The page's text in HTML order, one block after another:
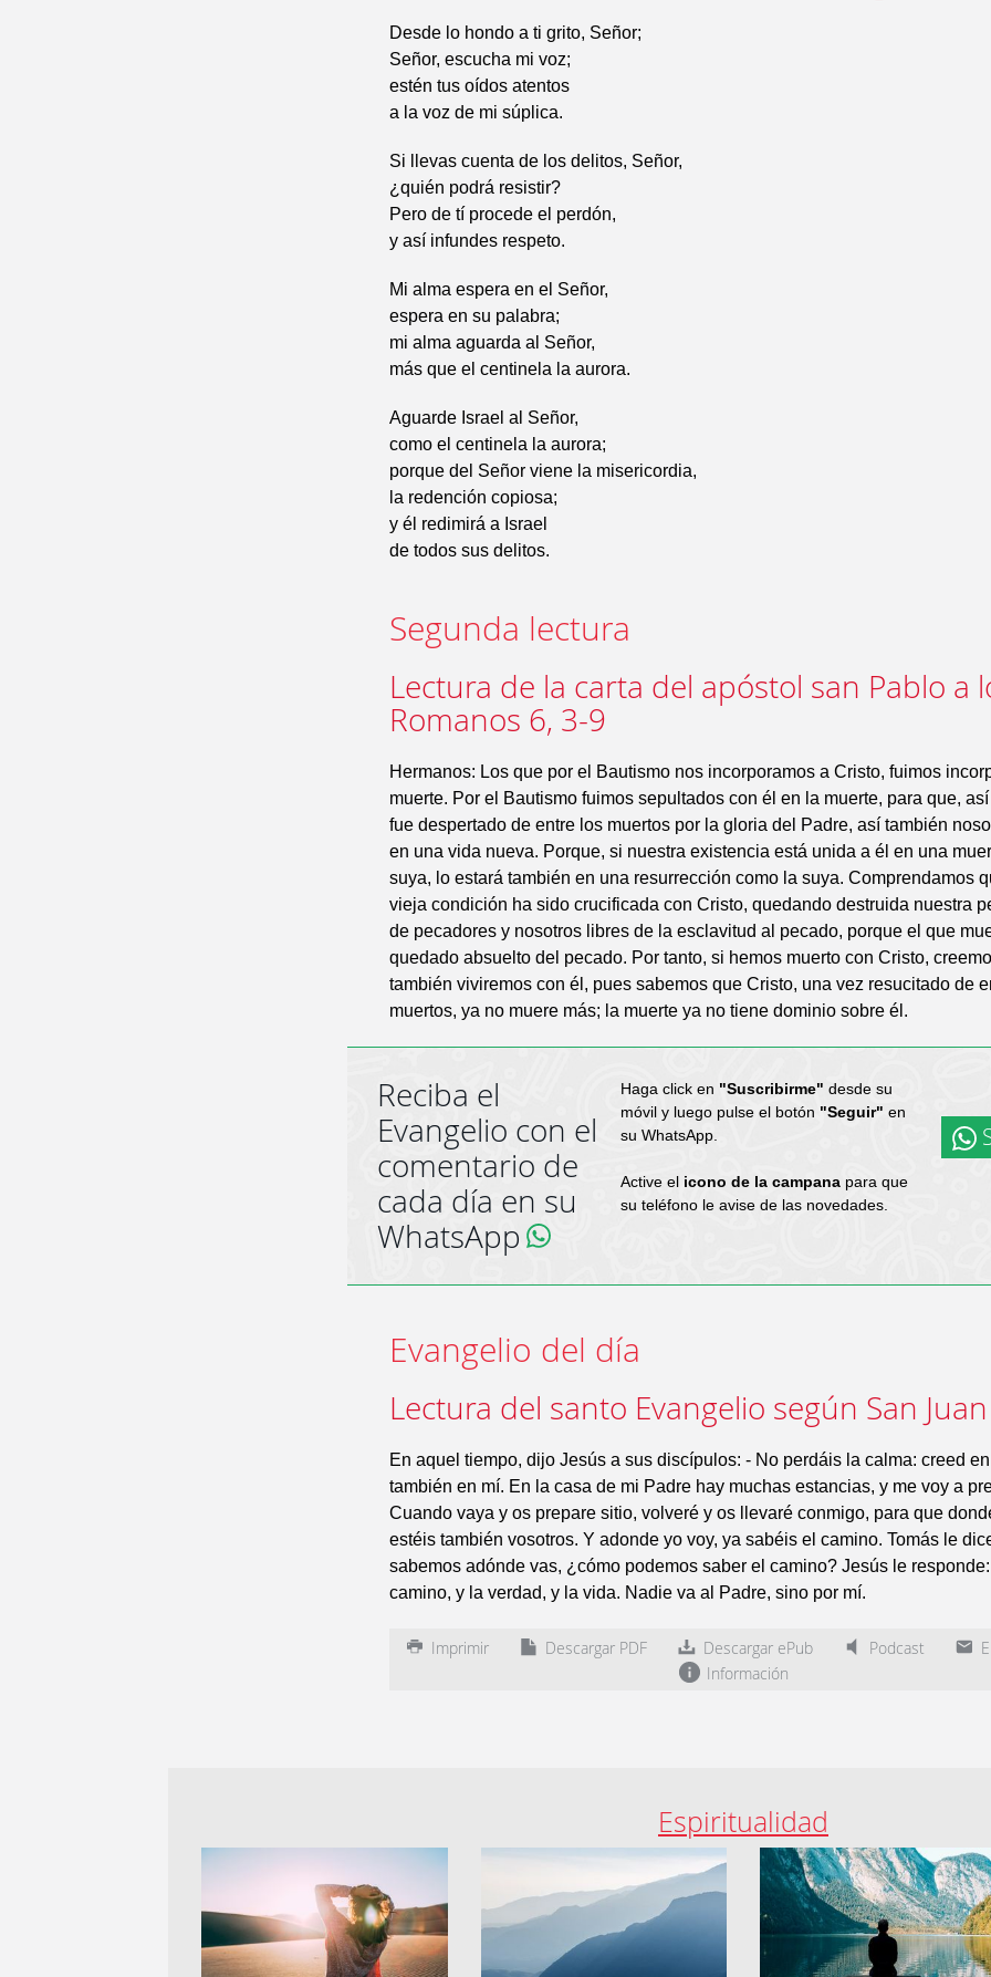
Desde lo hondo a ti grito, Señor;
Señor, escucha mi voz;
estén tus oídos atentos
a la voz de mi súplica.
Si llevas cuenta de los delitos, Señor,
¿quién podrá resistir?
Pero de tí procede el perdón,
y así infundes respeto.
Mi alma espera en el Señor,
espera en su palabra;
mi alma aguarda al Señor,
más que el centinela la aurora.
Aguarde Israel al Señor,
como el centinela la aurora;
porque del Señor viene la misericordia,
la redención copiosa;
y él redimirá a Israel
de todos sus delitos.
Segunda lectura
Lectura de la carta del apóstol san Pablo a
Romanos 6, 3-9
Hermanos: Los que por el Bautismo nos incorporamos a Cristo, fuimos
muerte. Por el Bautismo fuimos sepultados con él en la muerte, para que,
fue despertado de entre los muertos por la gloria del Padre, así también
en una vida nueva. Porque, si nuestra existencia está unida a él en una
suya, lo estará también en una resurrección como la suya. Comprendamos
vieja condición ha sido crucificada con Cristo, quedando destruida nuestra
de pecadores y nosotros libres de la esclavitud al pecado, porque el que
quedado absuelto del pecado. Por tanto, si hemos muerto con Cristo,
también viviremos con él, pues sabemos que Cristo, una vez resucitado de
muertos, ya no muere más; la muerte ya no tiene dominio sobre él.
Reciba el
Evangelio con el
comentario de
cada día en su
WhatsApp
Haga click en "Suscribirme" desde su
móvil y luego pulse el botón "Seguir" en
su WhatsApp.
Active el icono de la campanapara que
su teléfono le avise de las novedades.
Evangelio del día
Lectura del santo Evangelio según San
En aquel tiempo, dijo Jesús a sus discípulos: - No perdáis la calma: creed
también en mí. En la casa de mi Padre hay muchas estancias, y me voy a
Cuando vaya y os prepare sitio, volveré y os llevaré conmigo, para que
estéis también vosotros. Y adonde yo voy, ya sabéis el camino. Tomás le
sabemos adónde vas, ¿cómo podemos saber el camino? Jesús le
camino, y la verdad, y la vida. Nadie va al Padre, sino por mí.
Imprimir Descargar PDF Descargar ePub Podcast
Información
Espiritualidad